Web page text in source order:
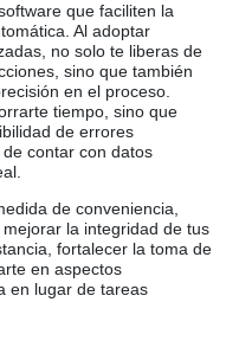
que faciliten la
Al adoptar
no solo te liberas de
sino que también
en el proceso.
tiempo, sino que
de errores
contar con datos
de conveniencia,
la integridad de tus
fortalecer la toma de
en aspectos
en lugar de tareas